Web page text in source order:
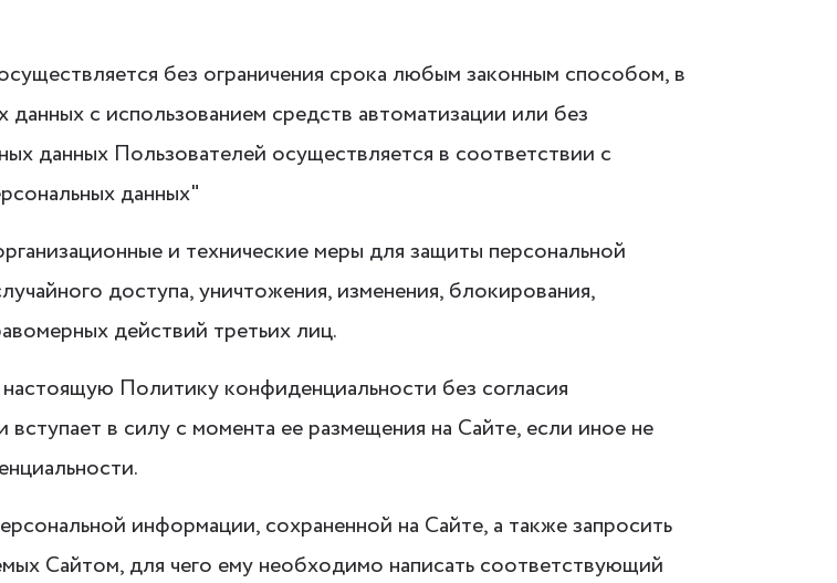
без ограничения срока любым законным способом, в
с использованием средств автоматизации или без
данных Пользователей осуществляется в соответствии с
данных"
и технические меры для защиты персональной
доступа, уничтожения, изменения, блокирования,
действий третьих лиц.
Политику конфиденциальности без согласия
в силу с момента ее размещения на Сайте, если иное не
информации, сохраненной на Сайте, а также запросить
Сайтом, для чего ему необходимо написать соответствующий